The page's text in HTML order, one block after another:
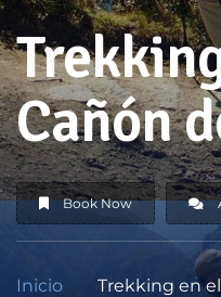
Cañón
Book Now
Inicio Trekking en